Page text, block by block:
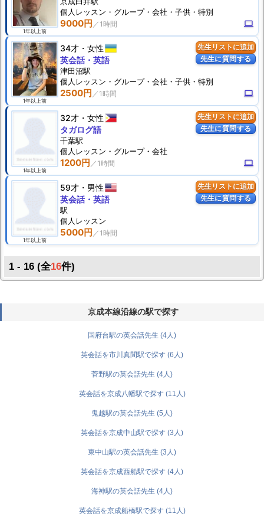
1年以上前
9000円 computer
個人 レッスン ・グループ・会社・子供・特別
先生リストに追加
先生に質問する
1年以上前
34才 女性
2500円 computer
英会話・英語
津田沼駅
個人 レッスン ・グループ・会社・子供・特別
先生リストに追加
先生に質問する
1年以上前
32才 女性
1200円 computer
タガログ語
千葉駅
個人 レッスン ・グループ・会社
先生リストに追加
先生に質問する
1年以上前
59才 男性
5000円
英会話・英語
駅
個人 レッスン
1 - 16 (全16件)
京成本線沿線の駅で探す
国府台駅の英会話先生 (4人)
英会話を市川真間駅で探す (6人)
菅野駅の英会話先生 (4人)
英会話を京成八幡駅で探す (11人)
鬼越駅の英会話先生 (5人)
英会話を京成中山駅で探す (3人)
東中山駅の英会話先生 (3人)
英会話を京成西船駅で探す (4人)
海神駅の英会話先生 (4人)
英会話を京成船橋駅で探す (11人)